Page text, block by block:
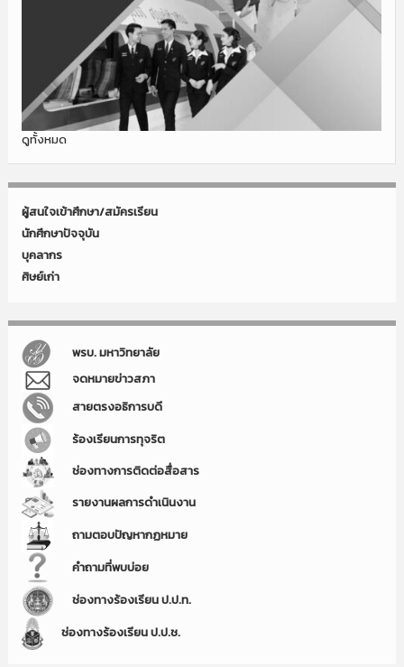
ดูทั้งหมด
ผู้สนใจเข้าศึกษา/สมัครเรียน
นักศึกษาปัจจุบัน
บุคลากร
ศิษย์เก่า
พรบ. มหาวิทยาลัย
จดหมายข่าวสภา
สายตรงอธิการบดี
ร้องเรียนการทุจริต
ช่องทางการติดต่อสื่อสาร
รายงานผลการดำเนินงาน
ถามตอบปัญหากฏหมาย
คำถามที่พบบ่อย
ช่องทางร้องเรียน ป.ป.ท.
ช่องทางร้องเรียน ป.ป.ช.